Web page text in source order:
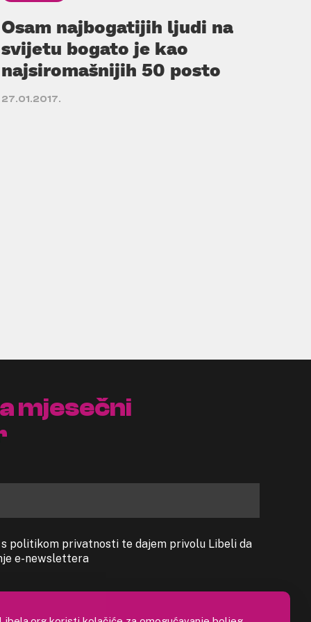
Osam najbogatijih ljudi na
svijetu bogato je kao
najsiromašnijih 50 posto
27.01.2017.
mjesečni
politikom privatnosti te dajem privolu Libeli da
e-newslettera